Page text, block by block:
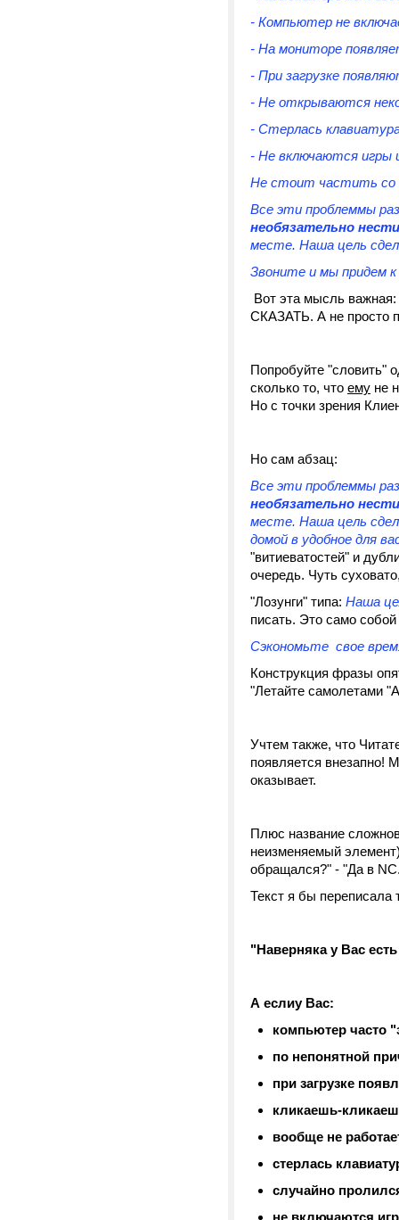
- Компьютер не
- На мониторе
- При загрузке
- Не открываются
- Стерлась
- Не включаются игры
Не стоит частить со
Все эти проблеммы
необязательно
месте. Наша цель
Звоните и мы придем к
Вот эта мысль важная:
СКАЗАТЬ. А не просто
Попробуйте "словить"
сколько то, что ему не
Но с точки зрения
Но сам абзац:
Все эти проблеммы
необязательно
месте. Наша цель
домой в удобное для
"витиеватостей" и
очередь. Чуть
"Лозунги" типа: Наша
писать. Это само
Сэкономьте свое
Конструкция фразы
"Летайте самолетами
Учтем также, что
появляется внезапно!
оказывает.
Плюс название
неизменяемый
обращался?" - "Да в
Текст я бы переписала
"Наверняка у Вас
А еслиу Вас:
компьютер часто
по непонятной
при загрузке
кликаешь-
вообще не
стерлась
случайно
не включаются